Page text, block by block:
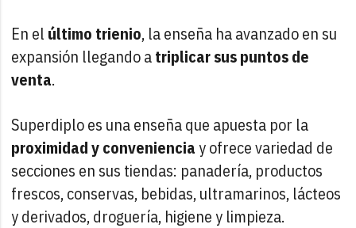
En el último trienio, la enseña ha avanzado en su
expansión llegando atriplicar sus puntos de
venta.
Superdiplo es una enseña que apuesta por la
proximidad y convenienciay ofrece variedad de
secciones en sus tiendas: panadería, productos
frescos, conservas, bebidas, ultramarinos, lácteos
y derivados, droguería, higiene y limpieza.